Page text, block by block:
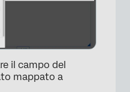
il campo del
mappato a